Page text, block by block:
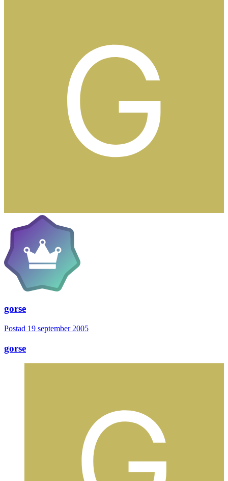
gorse
Postad 19 september 2005
gorse